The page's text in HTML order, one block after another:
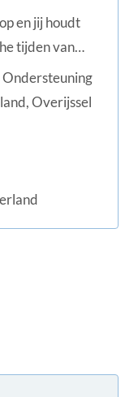
en jij houdt
tijden van
wij een
zakelijke
Ondersteuning
Overijssel